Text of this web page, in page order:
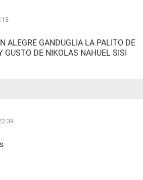
ALEGRE GANDUGLIA LA PALITO DE
GUSTO DE NIKOLAS NAHUEL SISI